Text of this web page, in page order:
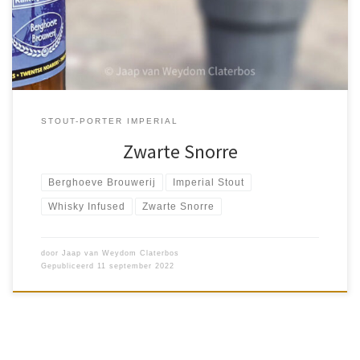
al […]
STOUT-PORTER IMPERIAL
Zwarte Snorre
Berghoeve Brouwerij Imperial Stout
Whisky Infused Zwarte Snorre
door Jaap van Weydom Claterbos
Gepubliceerd
11 september 2022